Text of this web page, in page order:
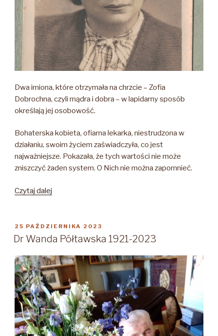
SILNA
WIĘŹ
W
DOROSŁYM
ŻYCIU,
OBOK
SIEBIE
NA
W
RZESZOWIE”
Dwa imiona, które otrzymała na chrzcie – Zofia
Dobrochna, czyli mądra i dobra – w lapidarny sposób
określają jej osobowość.
Bohaterska kobieta, ofiarna lekarka, niestrudzona w
działaniu, swoim życiem zaświadczyła, co jest
najważniejsze. Pokazała, że tych wartości nie może
zniszczyć żaden system. O Nich nie można zapomnieć.
Czytaj dalej
1949”
OPUBLIKOWANE
W
25 PAŹDZIERNIKA 2023
Dr Wanda Półtawska 1921-2023